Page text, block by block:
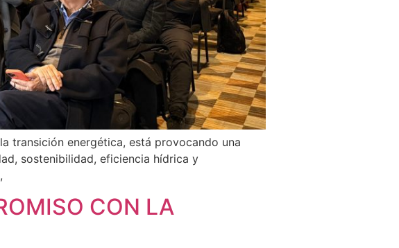
transición energética, está provocando una
sostenibilidad, eficiencia hídrica y
CON LA